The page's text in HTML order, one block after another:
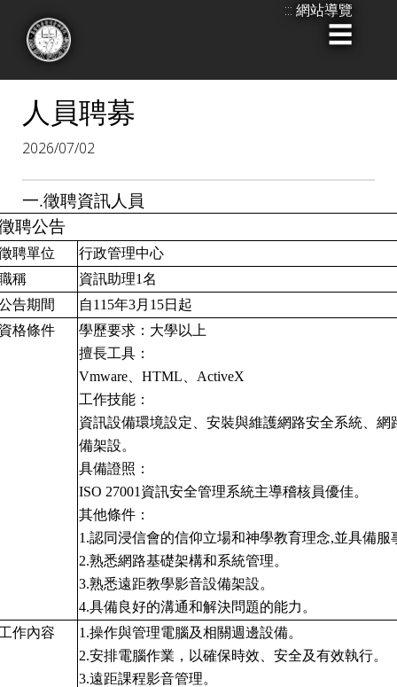
::: 網站導覽
人員聘募
2026/07/02
一.徵聘資訊人員
聘公告
聘單位
行政管理中心
稱
資訊助理1名
告期間
自115年3月15日起
格條件
學歷要求：大學以上
擅長工具：
Vmware 、HTML、ActiveX
工作技能：
資訊設備環境設定、安裝與維護網路安全系統、
備架設。
具備證照：
ISO 27001 資訊安全管理系統主導稽核員優佳。
其他條件：
1.認同浸信會的信仰立場和神學教育理念,並具備服
2.熟悉網路基礎架構和系統管理。
3.熟悉遠距教學影音設備架設。
4.具備良好的溝通和解決問題的能力。
作內容
1.操作與管理電腦及相關週邊設備。
2.安排電腦作業，以確保時效、安全及有效執行。
3.遠距課程影音管理。